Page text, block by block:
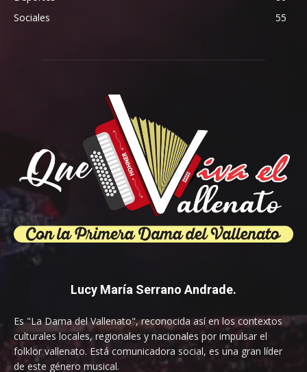
Sociales
55
Lucy María Serrano Andrade.
Es "La Dama del Vallenato", reconocida así en los contextos
culturales locales, regionales y nacionales por impulsar el
folklor vallenato. Está comunicadora social, es una gran líder
de este género musical.